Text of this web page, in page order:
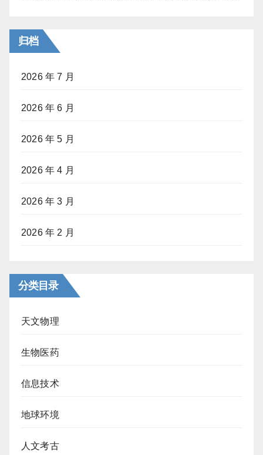
归档
2026 年 7 月
2026 年 6 月
2026 年 5 月
2026 年 4 月
2026 年 3 月
2026 年 2 月
分类目录
天文物理
生物医药
信息技术
地球环境
人文考古